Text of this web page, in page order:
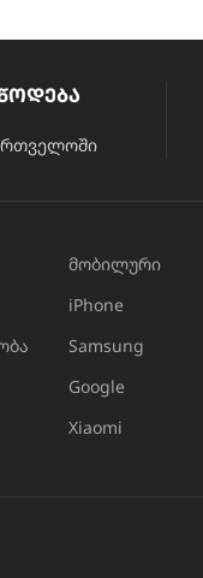
მობილური
iPhone
Samsung
Google
Xiaomi